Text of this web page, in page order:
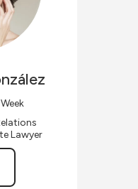
Lawyer